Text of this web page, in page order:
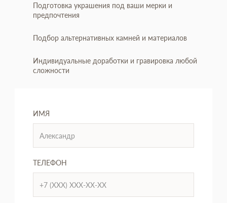
Подготовка украшения под ваши мерки и
предпочтения
Подбор альтернативных камней и материалов
Индивидуальные доработки и гравировка любой
сложности
ИМЯ
ТЕЛЕФОН